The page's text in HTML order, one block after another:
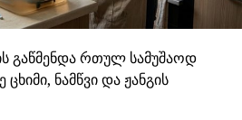
გაწმენდა რთულ სამუშაოდ
ნამწვი და ჟანგის